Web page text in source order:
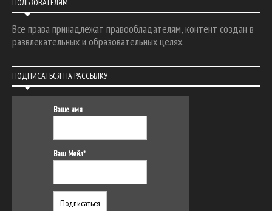
Все права принадлежат правообладателям, контент создан в
развлекательных и образовательных целях.
ПОДПИСАТЬСЯ НА РАССЫЛКУ
Ваше имя
Ваш Мейл*